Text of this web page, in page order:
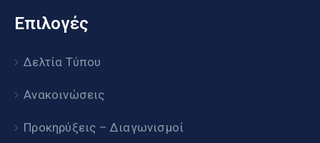
Επιλογές
Δελτία Τύπου
Ανακοινώσεις
Προκηρύξεις – Διαγωνισμοί